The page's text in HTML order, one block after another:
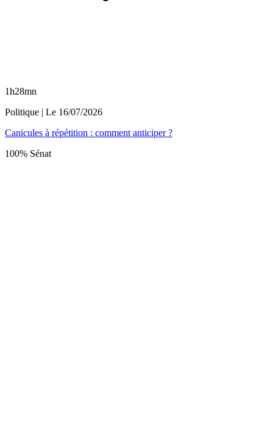
1h28mn
Politique | Le 16/07/2026
Canicules à répétition : comment anticiper ?
100% Sénat